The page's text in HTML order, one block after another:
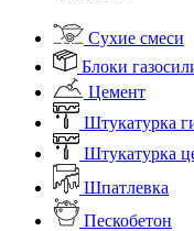
Сухие смеси
Блоки
Цемент
Штукатурка
Штукатурка
Шпатлевка
Пескобетон